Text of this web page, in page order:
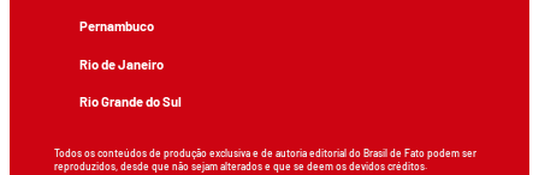
Pernambuco
Rio de Janeiro
Rio Grande do Sul
Todos os conteúdos de produção exclusiva e de autoria editorial do Brasil de Fato podem ser
reproduzidos, desde que não sejam alterados e que se deem os devidos créditos.